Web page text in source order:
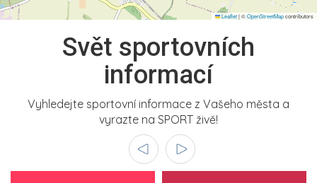
Leaflet|©OpenStreetMapcontributors
Svět sportovních
informací
Vyhledejte sportovní informace z Vašeho města a
vyrazte na SPORT živě!